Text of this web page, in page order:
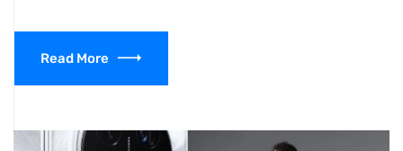
Read More